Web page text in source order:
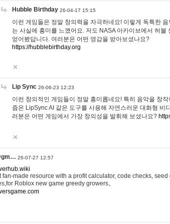
Hubble Birthday 26-04-17 15:15
이런 게임들은 정말 창의력을 자극하네요! 이렇게 독특한
는 사실에 흥미를 느꼈어요. 저도 NASA 아카이브에서 허
얻어봤답니다. 여러분은 어떤 영감을 받아보셨나요?
https://hubblebirthday.org
Lip Sync 26-06-23 12:23
이런 창의적인 게임들이 정말 흥미롭네요! 특히 음악을 창
즘은 LipSync AI 같은 도구를 사용해 자연스러운 대화형 비
러분은 어떤 게임에서 가장 창의성을 발휘해 보셨나요?
26-07-27 12:57
made resource with a profit calculator, code checks,
Roblox new game greedy growers。